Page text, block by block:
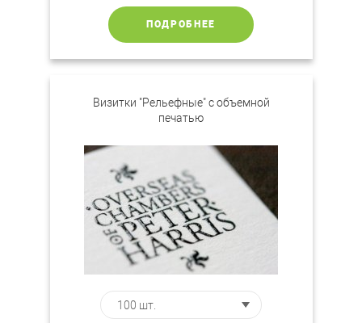
ПОДРОБНЕЕ
Визитки "Рельефные" с объемной
печатью